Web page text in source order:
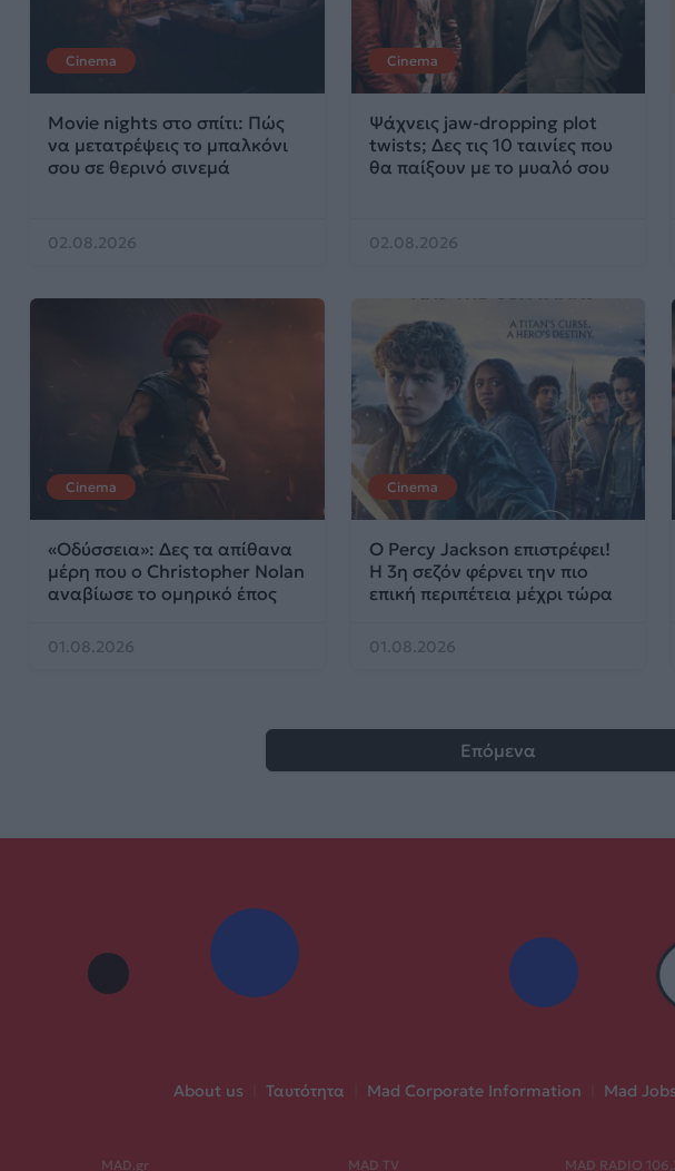
Cinema
Movie nights στο σπίτι: Πώς
να μετατρέψεις το μπαλκόνι
σου σε θερινό σινεμά
02.08.2026
Cinema
Ψάχνεις jaw-dropping plot
twists; Δες τις 10 ταινίες που
θα παίξουν με το μυαλό σου
02.08.2026
Cinema
«Οδύσσεια»: Δες τα απίθανα
μέρη που ο Christopher Nolan
αναβίωσε το ομηρικό έπος
01.08.2026
Cinema
Ο Percy Jackson επιστρέφει!
Η 3η σεζόν φέρνει την πιο
επική περιπέτεια μέχρι τώρα
01.08.2026
Επόμενα
About us Ταυτότητα Mad Corporate Information Mad Jobs
MAD.gr MAD TV MAD RADIO